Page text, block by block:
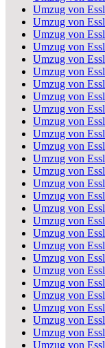
Umzug von
Umzug von
Umzug von
Umzug von
Umzug von
Umzug von
Umzug von
Umzug von
Umzug von
Umzug von
Umzug von
Umzug von
Umzug von
Umzug von
Umzug von
Umzug von
Umzug von
Umzug von
Umzug von
Umzug von
Umzug von
Umzug von
Umzug von
Umzug von
Umzug von
Umzug von
Umzug von
Umzug von